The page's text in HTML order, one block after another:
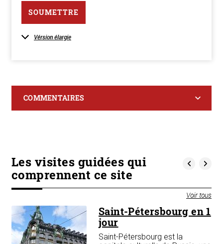
SOUMETTRE
Vérsion élargie
COMMENTAIRES
Les visites guidées qui
comprennent ce site
Voir tous
Saint-Pétersbourg en 1
jour
Saint-Pétersbourg est la